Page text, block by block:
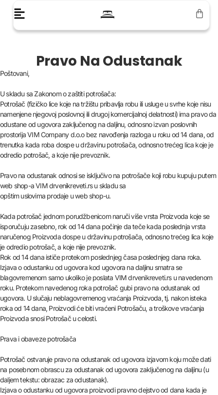
Pravo Na Odustanak
Poštovani,
U skladu sa Zakonom o zaštiti potrošača:
Potrošač (fizičko lice koje na tržištu pribavlja robu ili usluge u svrhe koje nisu
namenjene njegovoj poslovnoj ili drugoj komercijalnoj delatnosti) ima pravo da
odustane od ugovora zaključenog na daljinu, odnosno izvan poslovnih
prostorija VIM Company d.o.o bez navođenja razloga u roku od 14 dana, od
trenutka kada roba dospe u državinu potrošača, odnosno trećeg lica koje je
odredio potrošač, a koje nije prevoznik.
Pravo na odustanak odnosi se isključivo na potrošače koji robu kupuju putem
web shop-a VIM drvenikreveti.rs u skladu sa
opštim uslovima prodaje u web shop-u.
Kada potrošač jednom porudžbenicom naruči više vrsta Proizvoda koje se
isporučuju zasebno, rok od 14 dana počinje da teče kada poslednja vrsta
naručenog Proizvoda dospe u državinu potrošača, odnosno trećeg lica koje
je odredio potrošač, a koje nije prevoznik.
Rok od 14 dana ističe protekom poslednjeg časa poslednjeg dana roka.
Izjava o odustanku od ugovora kod ugovora na daljinu smatra se
blagovremenom samo ukoliko je poslata VIM drvenikreveti.rs u navedenom
roku. Protekom navedenog roka potrošač gubi pravo na odustanak od
ugovora. U slučaju neblagovremenog vraćanja Proizvoda, tj. nakon isteka
roka od 14 dana, Proizvodi će biti vraćeni Potrošaču, a troškove vraćanja
Proizvoda snosi Potrošač u celosti.
Prava i obaveze potrošača
Potrošač ostvaruje pravo na odustanak od ugovora izjavom koju može dati
na posebnom obrascu za odustanak od ugovora zaključenog na daljinu (u
daljem tekstu: obrazac za odustanak).
Izjava o odustanku od ugovora proizvodi pravno dejstvo od dana kada je